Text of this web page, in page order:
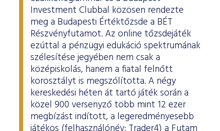
Investment Clubbal közösen rendezte
meg a Budapesti Értéktőzsde a BÉT
Részvényfutamot. Az online tőzsdejáték
ezúttal a pénzügyi edukáció spektrumának
szélesítése jegyében nem csak a
középiskolás, hanem a fiatal felnőtt
korosztályt is megszólította. A négy
kereskedési héten át tartó játék során a
közel 900 versenyző több mint 12 ezer
megbízást indított, a legeredményesebb